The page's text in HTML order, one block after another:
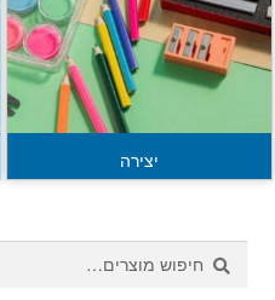
יצירה
חיפוש
עבור:
חיפוש